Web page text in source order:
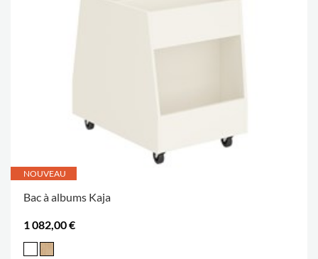
NOUVEAU
Bac à albums Kaja
1 082,00 €